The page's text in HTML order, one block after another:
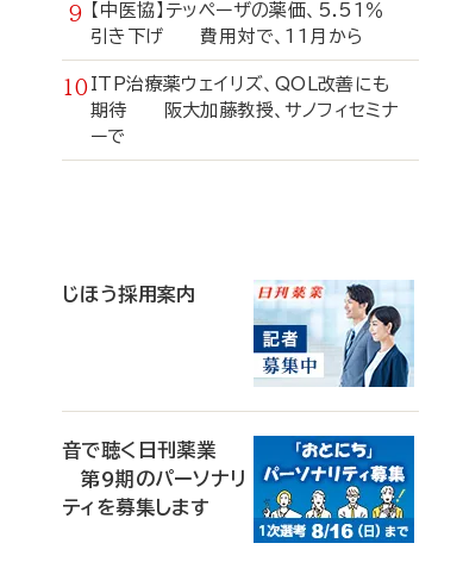
【中医協】テッペーザの薬価、5.51％
引き下げ 費用対で、11月から
ITP治療薬ウェイリズ、QOL改善にも
期待 阪大加藤教授、サノフィセミナ
ーで
じほう採用案内
音で聴く日刊薬業
第9期のパーソナリ
ティを募集します